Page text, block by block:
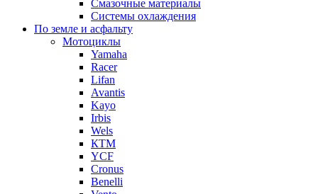
Смазочные материалы
Системы охлаждения
По земле и асфальту
Мотоциклы
Yamaha
Racer
Lifan
Avantis
Kayo
Irbis
Wels
КТМ
YCF
Cronus
Benelli